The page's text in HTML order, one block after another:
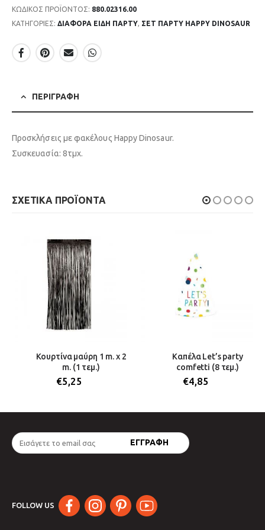
ΚΩΔΙΚΌΣ ΠΡΟΪΌΝΤΟΣ: 880.02316.00
ΚΑΤΗΓΟΡΊΕΣ: ΔΙΑΦΟΡΑ ΕΙΔΗ ΠΑΡΤΥ, ΣΕΤ ΠΑΡΤΥ HAPPY DINOSAUR
ΠΕΡΙΓΡΑΦΉ
Προσκλήσεις με φακέλους Happy Dinosaur.
Συσκευασία: 8τμχ.
ΣΧΕΤΙΚΆ ΠΡΟΪΌΝΤΑ
Κουρτίνα μαύρη 1 m. x 2
m. (1 τεμ.)
€5,25
Καπέλα Let’s party
comfetti (8 τεμ.)
€4,85
FOLLOW US